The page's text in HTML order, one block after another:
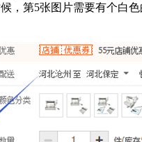
，第5张图片需要有个白